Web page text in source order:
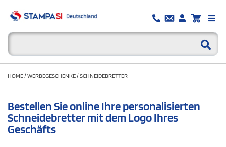
HOME/WERBEGESCHENKE/SCHNEIDEBRETTER
Bestellen Sie online Ihre personalisierten
Schneidebretter mit dem Logo Ihres
Geschäfts